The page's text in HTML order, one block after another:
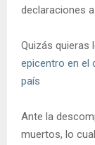
declaraciones
Quizás quieras
epicentro en el
país
Ante la
muertos, lo